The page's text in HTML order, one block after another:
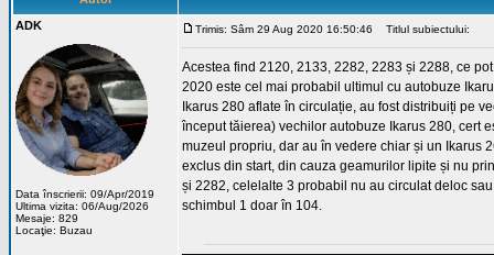
ADK
Data înscrierii: 09/Apr/2019
Ultima vizita: 06/Aug/2026
Mesaje: 829
Locaţie: Buzau
Trimis: Sâm 29 Aug 2020 16:50:46 Titlul subiectului:
Acestea find 2120, 2133, 2282, 2283 și 2288, ce
2020 este cel mai probabil ultimul cu autobuze
Ikarus 280 aflate în circulație, au fost distribuiți pe
început tăierea) vechilor autobuze Ikarus 280, cert
muzeul propriu, dar au în vedere chiar și un Ikarus
exclus din start, din cauza geamurilor lipite și nu
și 2282, celelalte 3 probabil nu au circulat deloc
schimbul 1 doar în 104.